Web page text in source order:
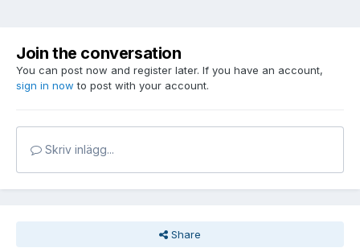
Join the conversation
You can post now and register later. If you have an account,
sign in now to post with your account.
Skriv inlägg...
Share